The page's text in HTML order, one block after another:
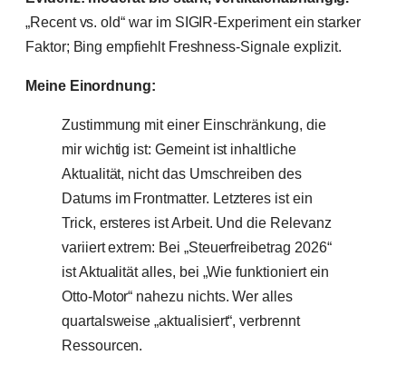
„Recent vs. old“ war im SIGIR-Experiment ein starker
Faktor; Bing empfiehlt Freshness-Signale explizit.
Meine Einordnung:
Zustimmung mit einer Einschränkung, die
mir wichtig ist: Gemeint ist inhaltliche
Aktualität, nicht das Umschreiben des
Datums im Frontmatter. Letzteres ist ein
Trick, ersteres ist Arbeit. Und die Relevanz
variiert extrem: Bei „Steuerfreibetrag 2026“
ist Aktualität alles, bei „Wie funktioniert ein
Otto-Motor“ nahezu nichts. Wer alles
quartalsweise „aktualisiert“, verbrennt
Ressourcen.